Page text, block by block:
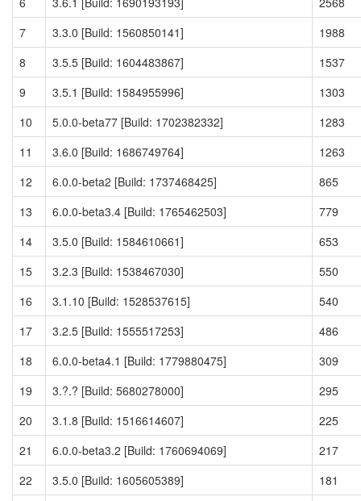
7
3.3.0 [Build: 1560850141]
1988
8
3.5.5 [Build: 1604483867]
1537
9
3.5.1 [Build: 1584955996]
1303
10
5.0.0-beta77 [Build: 1702382332]
1283
11
3.6.0 [Build: 1686749764]
1263
12
6.0.0-beta2 [Build: 1737468425]
865
13
6.0.0-beta3.4 [Build: 1765462503]
779
14
3.5.0 [Build: 1584610661]
653
15
3.2.3 [Build: 1538467030]
550
16
3.1.10 [Build: 1528537615]
540
17
3.2.5 [Build: 1555517253]
486
18
6.0.0-beta4.1 [Build: 1779880475]
309
19
3.?.? [Build: 5680278000]
295
20
3.1.8 [Build: 1516614607]
225
21
6.0.0-beta3.2 [Build: 1760694069]
217
22
3.5.0 [Build: 1605605389]
181